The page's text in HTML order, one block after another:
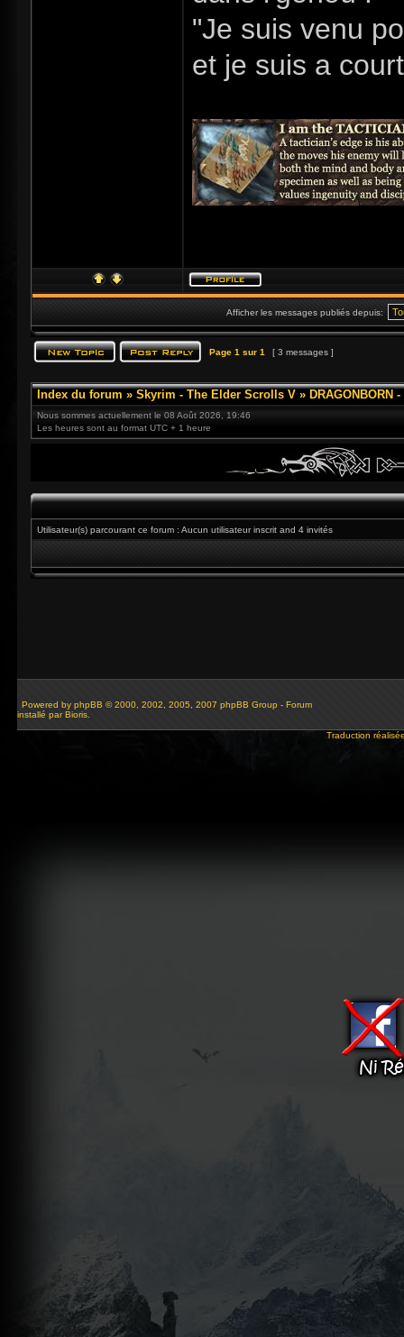
"Je suis venu
et je suis a
Afficher les messages publiés depuis:
Page 1 sur 1 [ 3 messages ]
Index du forum » Skyrim - The Elder Scrolls V » DRAGONBORN
Nous sommes actuellement le 08 Août 2026, 19:46
Les heures sont au format UTC + 1 heure
Utilisateur(s) parcourant ce forum : Aucun utilisateur inscrit and 4 invités
Powered by phpBB © 2000, 2002, 2005, 2007 phpBB Group - Forum
installé par Bioris.
Traduction